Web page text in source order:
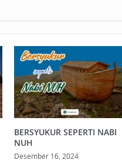
BERSYUKUR SEPERTI NABI
NUH
Desember 16, 2024